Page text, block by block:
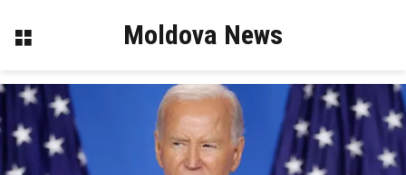
Menu Moldova News